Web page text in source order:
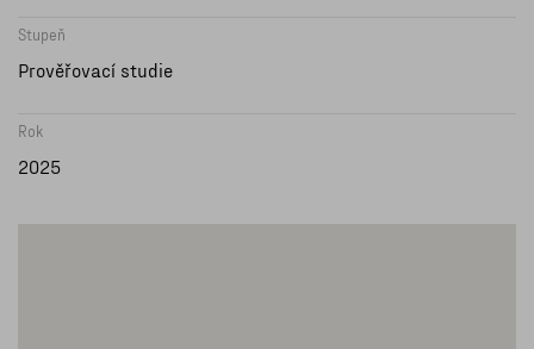
Stupeň
Prověřovací studie
Rok
2025